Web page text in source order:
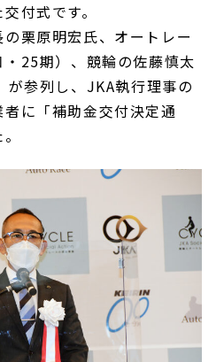
付式です。
栗原明宏氏、オートレー
25期）、競輪の佐藤慎太
参列し、JKA執行理事の
に「補助金交付決定通